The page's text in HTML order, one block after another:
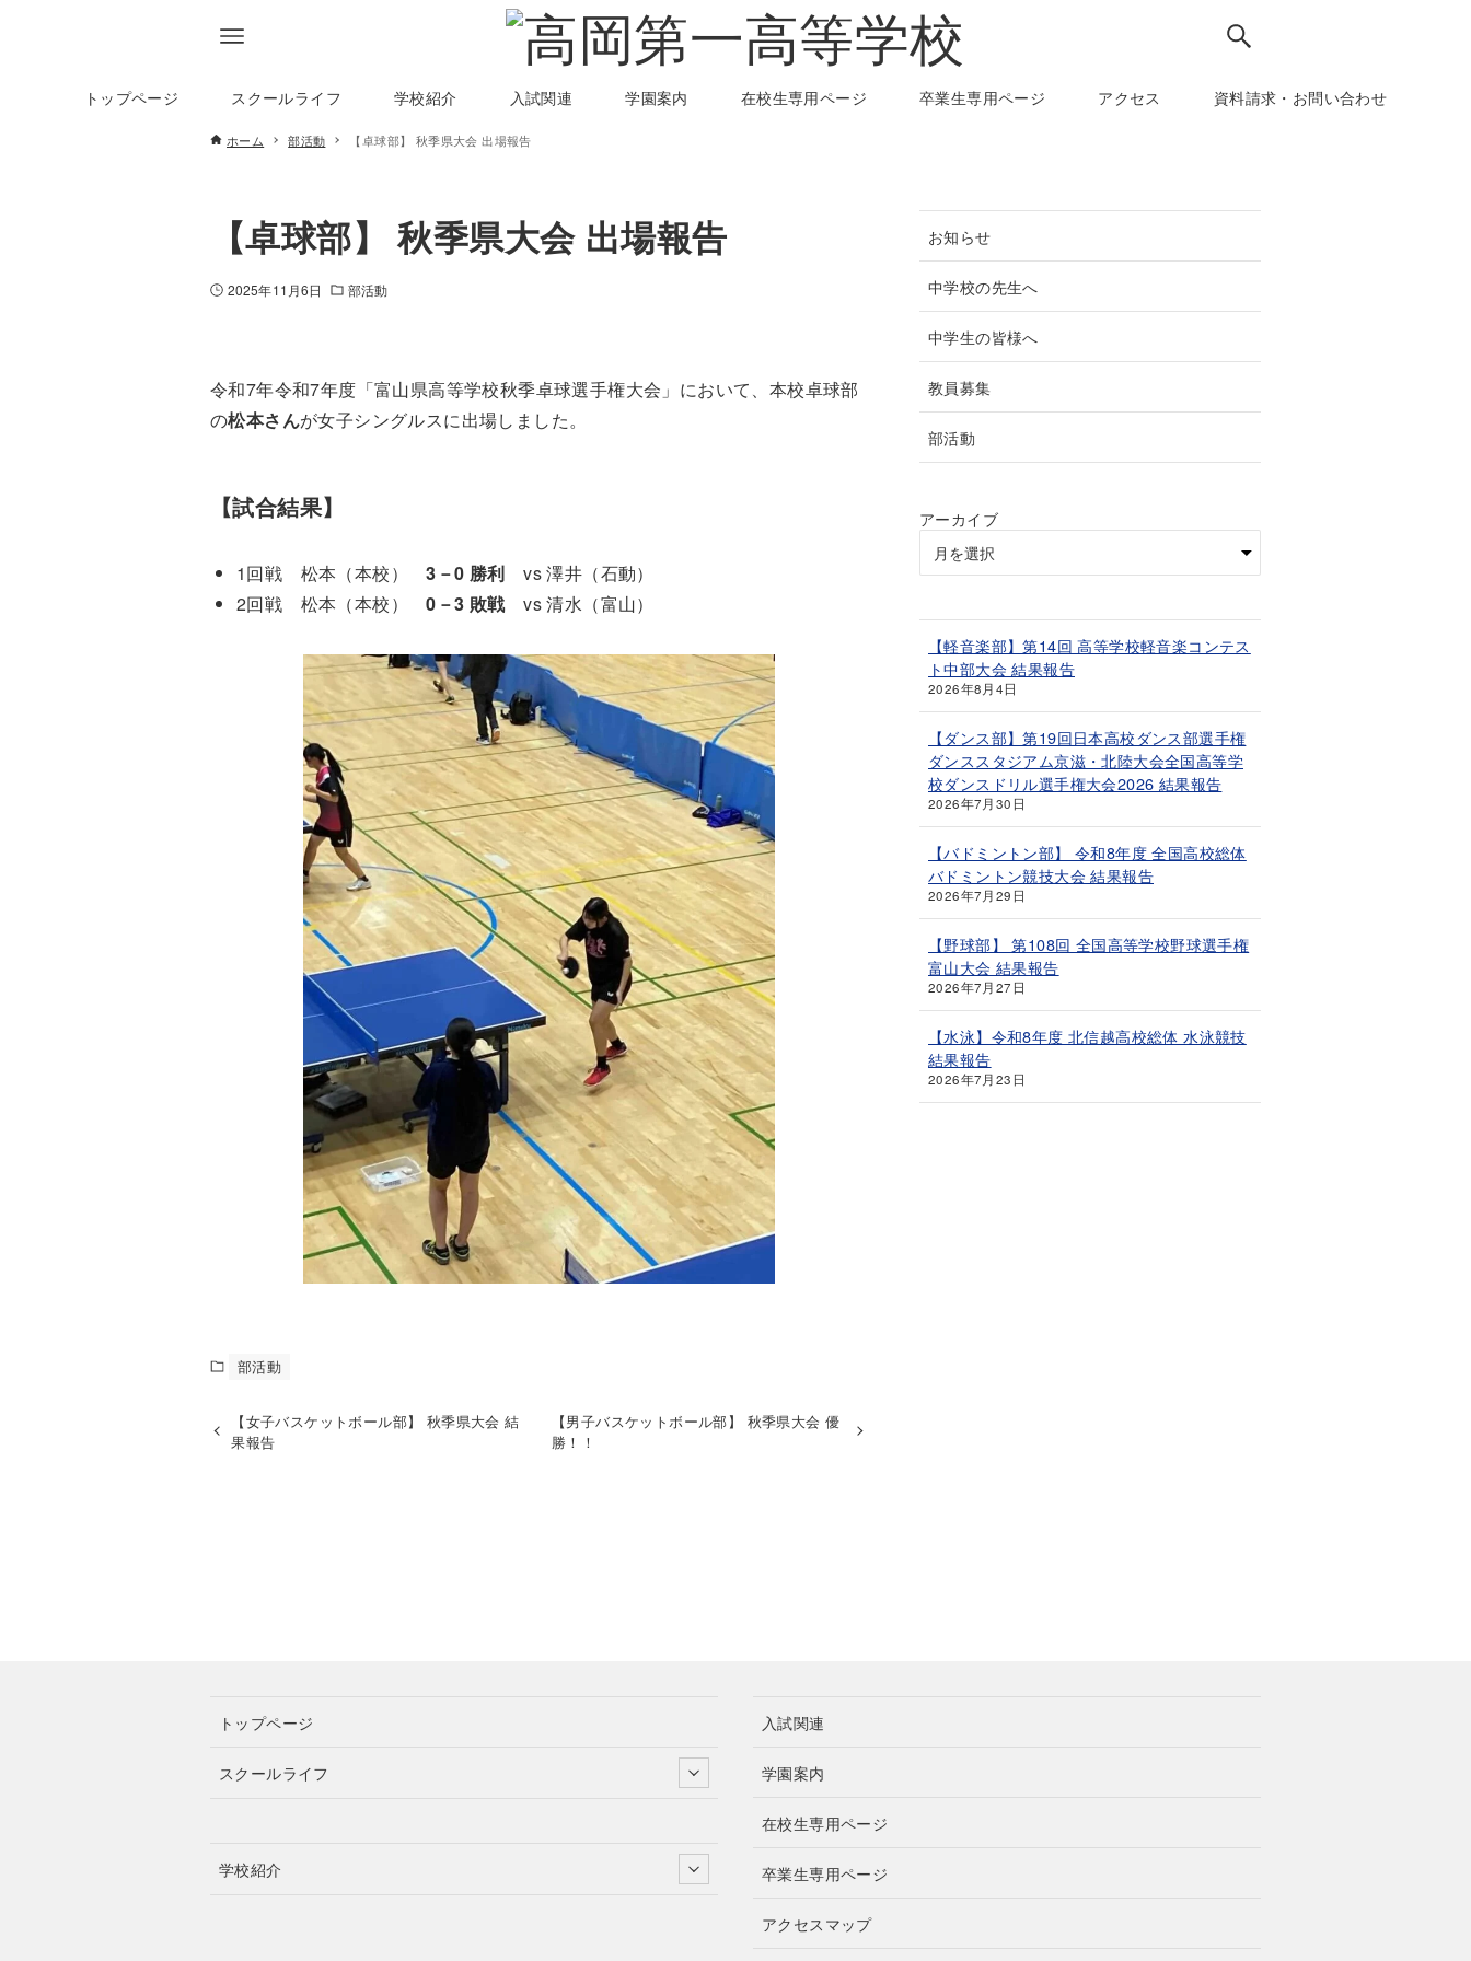
トップページ スクールライフ 学校紹介 入試関連 学園案内 在校生専用ページ 卒業生専用ページ アクセス 資料請求・お問い合わせ
ホーム 部活動 【卓球部】 秋季県大会 出場報告
【卓球部】 秋季県大会 出場報告
2025年11月6日 部活動
令和7年令和7年度「富山県高等学校秋季卓球選手権大会」において、本校卓球部
の松本さんが女子シングルスに出場しました。
【試合結果】
1回戦 松本（本校）3－0 勝利 vs 澤井（石動）
2回戦 松本（本校）0－3 敗戦vs 清水（富山）
部活動
【女子バスケットボール部】 秋季県大会 結
果報告
【男子バスケットボール部】 秋季県大会 優
勝！！
お知らせ
中学校の先生へ
中学生の皆様へ
教員募集
部活動
アーカイブ
【軽音楽部】第14回 高等学校軽音楽コンテス
ト中部大会 結果報告
2026年8月4日
【ダンス部】第19回日本高校ダンス部選手権
ダンススタジアム京滋・北陸大会全国高等学
校ダンスドリル選手権大会2026 結果報告
2026年7月30日
【バドミントン部】 令和8年度 全国高校総体
バドミントン競技大会 結果報告
2026年7月29日
【野球部】 第108回 全国高等学校野球選手権
富山大会 結果報告
2026年7月27日
【水泳】令和8年度 北信越高校総体 水泳競技
結果報告
2026年7月23日
トップページ
スクールライフ
学校紹介
入試関連
学園案内
在校生専用ページ
卒業生専用ページ
アクセスマップ